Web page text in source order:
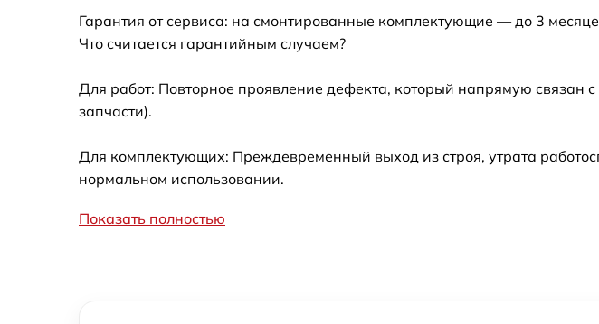
Гарантия от сервиса: на смонтированные комплектующие — до 3
Что считается гарантийным случаем?
Для работ: Повторное проявление дефекта, который напрямую связан
запчасти).
Для комплектующих: Преждевременный выход из строя, утрата
нормальном использовании.
Показать полностью